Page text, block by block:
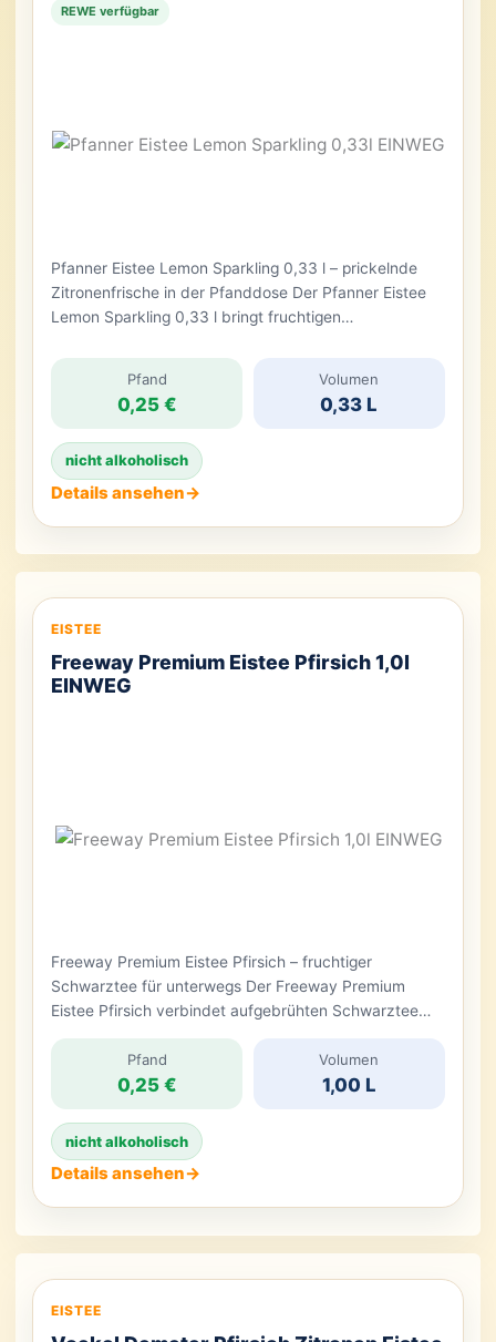
REWE verfügbar
Pfanner Eistee Lemon Sparkling 0,33 l – prickelnde
Zitronenfrische in der Pfanddose Der Pfanner Eistee
Lemon Sparkling 0,33 l bringt fruchtigen
Anders als klassischer stiller Eistee besitzt die Variante
„Lemon Sparkling“ eine deutlich prickelnde Note.
Dadurch wirkt das Getränk spritziger und erinnert
geschmacklich an eine Mischung […]
Pfand
0,25 €
Volumen
0,33 L
nicht alkoholisch
Details ansehen→
EISTEE
Freeway Premium Eistee Pfirsich 1,0l
EINWEG
Freeway Premium Eistee Pfirsich – fruchtiger
Schwarztee für unterwegs Der Freeway Premium
Eistee Pfirsich verbindet aufgebrühten Schwarztee
Liter-Flasche ist er ein unkomplizierter Durstlöscher für
unterwegs, den Park, das Büro oder einen
trifft die herbe Grundlage des Schwarztees auf eine
fruchtig-süße Pfirsichnote. Mit 18 Kilokalorien […]
Pfand
0,25 €
Volumen
1,00 L
nicht alkoholisch
Details ansehen→
EISTEE